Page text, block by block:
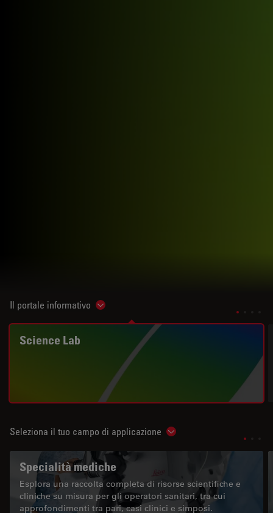
Il portale informativo Show subnavigation
Science Lab
Seleziona il tuo campo di applicazione Show subnavigation
Specialità mediche
Esplora una raccolta completa di risorse scientifiche e
cliniche su misura per gli operatori sanitari, tra cui
approfondimenti tra pari, casi clinici e simposi.